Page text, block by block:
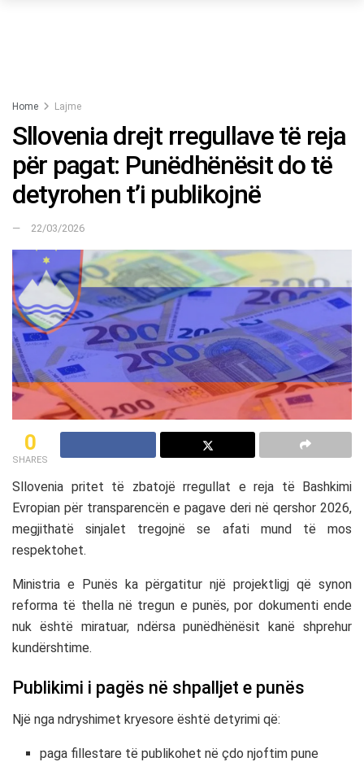
Home Lajme
Sllovenia drejt rregullave të reja
për pagat: Punëdhënësit do të
detyrohen t’i publikojnë
22/03/2026
0
SHARES
Sllovenia pritet të zbatojë rregullat e reja të Bashkimi
Evropian për transparencën e pagave deri në qershor 2026,
megjithatë sinjalet tregojnë se afati mund të mos
respektohet.
Ministria e Punës ka përgatitur një projektligj që synon
reforma të thella në tregun e punës, por dokumenti ende
nuk është miratuar, ndërsa punëdhënësit kanë shprehur
kundërshtime.
Publikimi i pagës në shpalljet e punës
Një nga ndryshimet kryesore është detyrimi që:
paga fillestare të publikohet në çdo njoftim pune